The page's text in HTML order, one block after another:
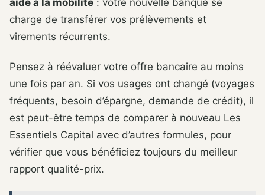
charge de transférer vos prélèvements et
virements récurrents.
Pensez à réévaluer votre offre bancaire au moins
une fois par an. Si vos usages ont changé (voyages
fréquents, besoin d’épargne, demande de crédit), il
est peut-être temps de comparer à nouveau Les
Essentiels Capital avec d’autres formules, pour
vérifier que vous bénéficiez toujours du meilleur
rapport qualité-prix.